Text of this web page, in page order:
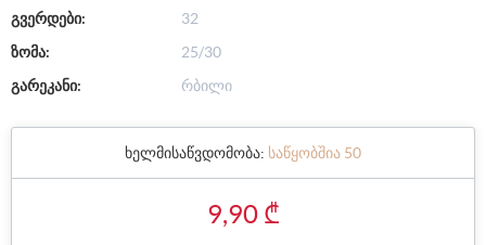
გვერდები:
32
ზომა:
25/30
გარეკანი:
რბილი
ხელმისაწვდომობა: საწყობშია 50
9,90 ₾